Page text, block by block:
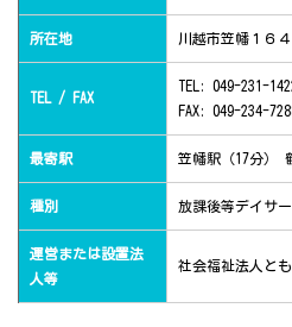
所在地 川越市笠幡１６
TEL / FAX
TEL: 049-231-
FAX: 049-234-
最寄駅 笠幡駅（17分）
種別 放課後等デイサ
運営または設置法
人等
社会福祉法人と